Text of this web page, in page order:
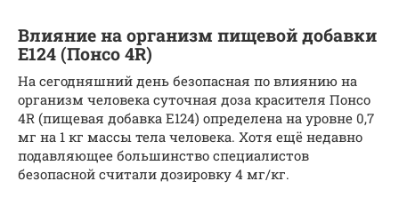
Влияние на организм пищевой добавки
Е124 (Понсо 4R)
На сегодняшний день безопасная по влиянию на
организм человека суточная доза красителя Понсо
4R (пищевая добавка Е124) определена на уровне 0,7
мг на 1 кг массы тела человека. Хотя ещё недавно
подавляющее большинство специалистов
безопасной считали дозировку 4 мг/кг.